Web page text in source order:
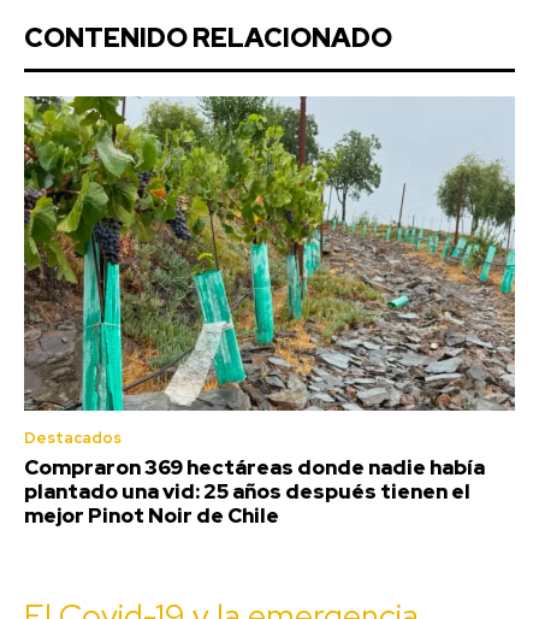
CONTENIDO RELACIONADO
Destacados
Compraron 369 hectáreas donde nadie había
plantado una vid: 25 años después tienen el
mejor Pinot Noir de Chile